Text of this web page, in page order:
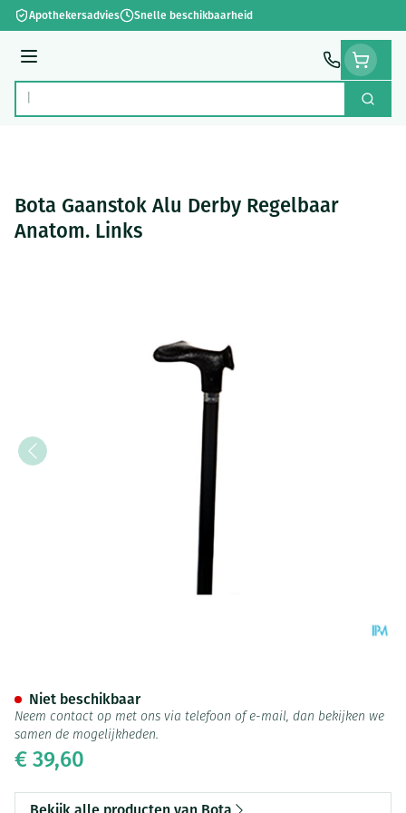
Ga naar de inhoud
Apothekersadvies Snelle beschikbaarheid
Menu
Product, merk, categorie... Zoek
Bota Gaanstok Alu Derby Regelbaar
Anatom. Links
€ 39,60
Niet beschikbaar
Neem contact op met ons via telefoon of e-mail, dan bekijken we
samen de mogelijkheden.